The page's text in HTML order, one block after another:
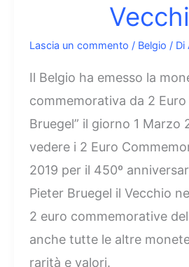
Lascia un commento / Belgio / Di
Il Belgio ha emesso la
commemorativa da 2 Euro
Bruegel” il giorno 1 Marzo
vedere i 2 Euro
2019 per il 450º
Pieter Bruegel il Vecchio
2 euro commemorative
anche tutte le altre
rarità e valori.